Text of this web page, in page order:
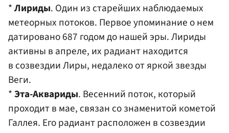
*Лириды. Один из старейших наблюдаемых
метеорных потоков. Первое упоминание о нем
датировано 687 годом до нашей эры. Лириды
активны в апреле, их радиант находится
в созвездии Лиры, недалеко от яркой звезды
Веги.
*Эта-Аквариды. Весенний поток, который
проходит в мае, связан со знаменитой кометой
Галлея. Его радиант расположен в созвездии